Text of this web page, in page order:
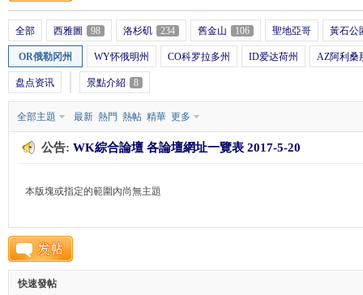
全部 西雅圖 98 洛杉矶 234 舊金山 106 聖地亞哥 黃石公
OR俄勒冈州 WY怀俄明州 CO科罗拉多州 ID爱达荷州 AZ阿利桑
盘点资讯 景點介紹 8
全部主題 最新 熱門 熱帖 精華 更多
公告: WK綜合論壇 各論壇網址一覽表 2017-5-20
本版塊或指定的範圍內尚無主題
快速發帖